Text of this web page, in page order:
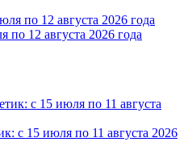
12 августа 2026 года
с 15 июля по 11 августа 2026